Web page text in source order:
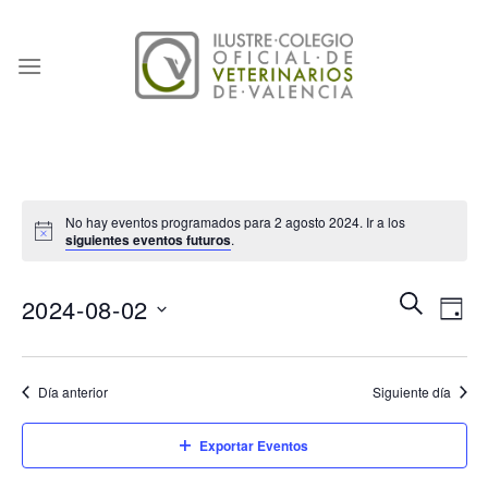
content
No hay eventos programados para 2 agosto 2024. Ir a los
siguientes eventos futuros.
y
de
BUSCAR
de
DÍA
2024-08-02
Día anterior
Siguiente día
Exportar Eventos